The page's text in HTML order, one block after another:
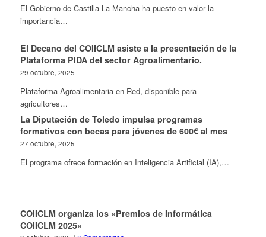
El Gobierno de Castilla-La Mancha ha puesto en valor la
importancia…
El Decano del COIICLM asiste a la presentación de la
Plataforma PIDA del sector Agroalimentario.
29 octubre, 2025
Plataforma Agroalimentaria en Red, disponible para
agricultores…
La Diputación de Toledo impulsa programas
formativos con becas para jóvenes de 600€ al mes
27 octubre, 2025
El programa ofrece formación en Inteligencia Artificial (IA),…
COIICLM organiza los «Premios de Informática
COIICLM 2025»